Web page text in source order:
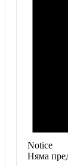
Notice
Няма